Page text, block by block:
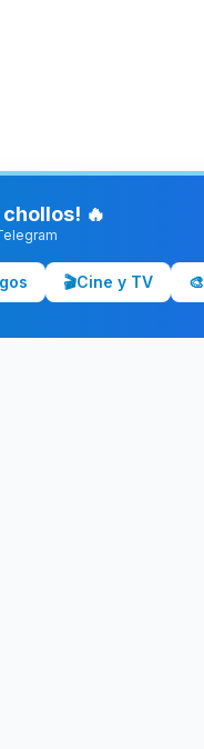
🔥
🎬Cine y TV 🎨